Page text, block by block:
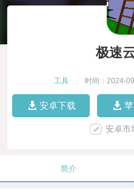
极速
工具 时间：2024-
安卓下载
安卓市
简介